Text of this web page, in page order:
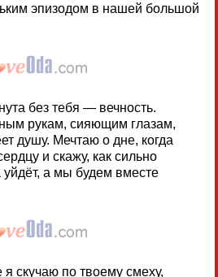
эпизодом в нашей большой
без тебя — вечность.
рукам, сияющим глазам,
душу. Мечтаю о дне, когда
и скажу, как сильно
а мы будем вместе
я скучаю по твоему смеху,